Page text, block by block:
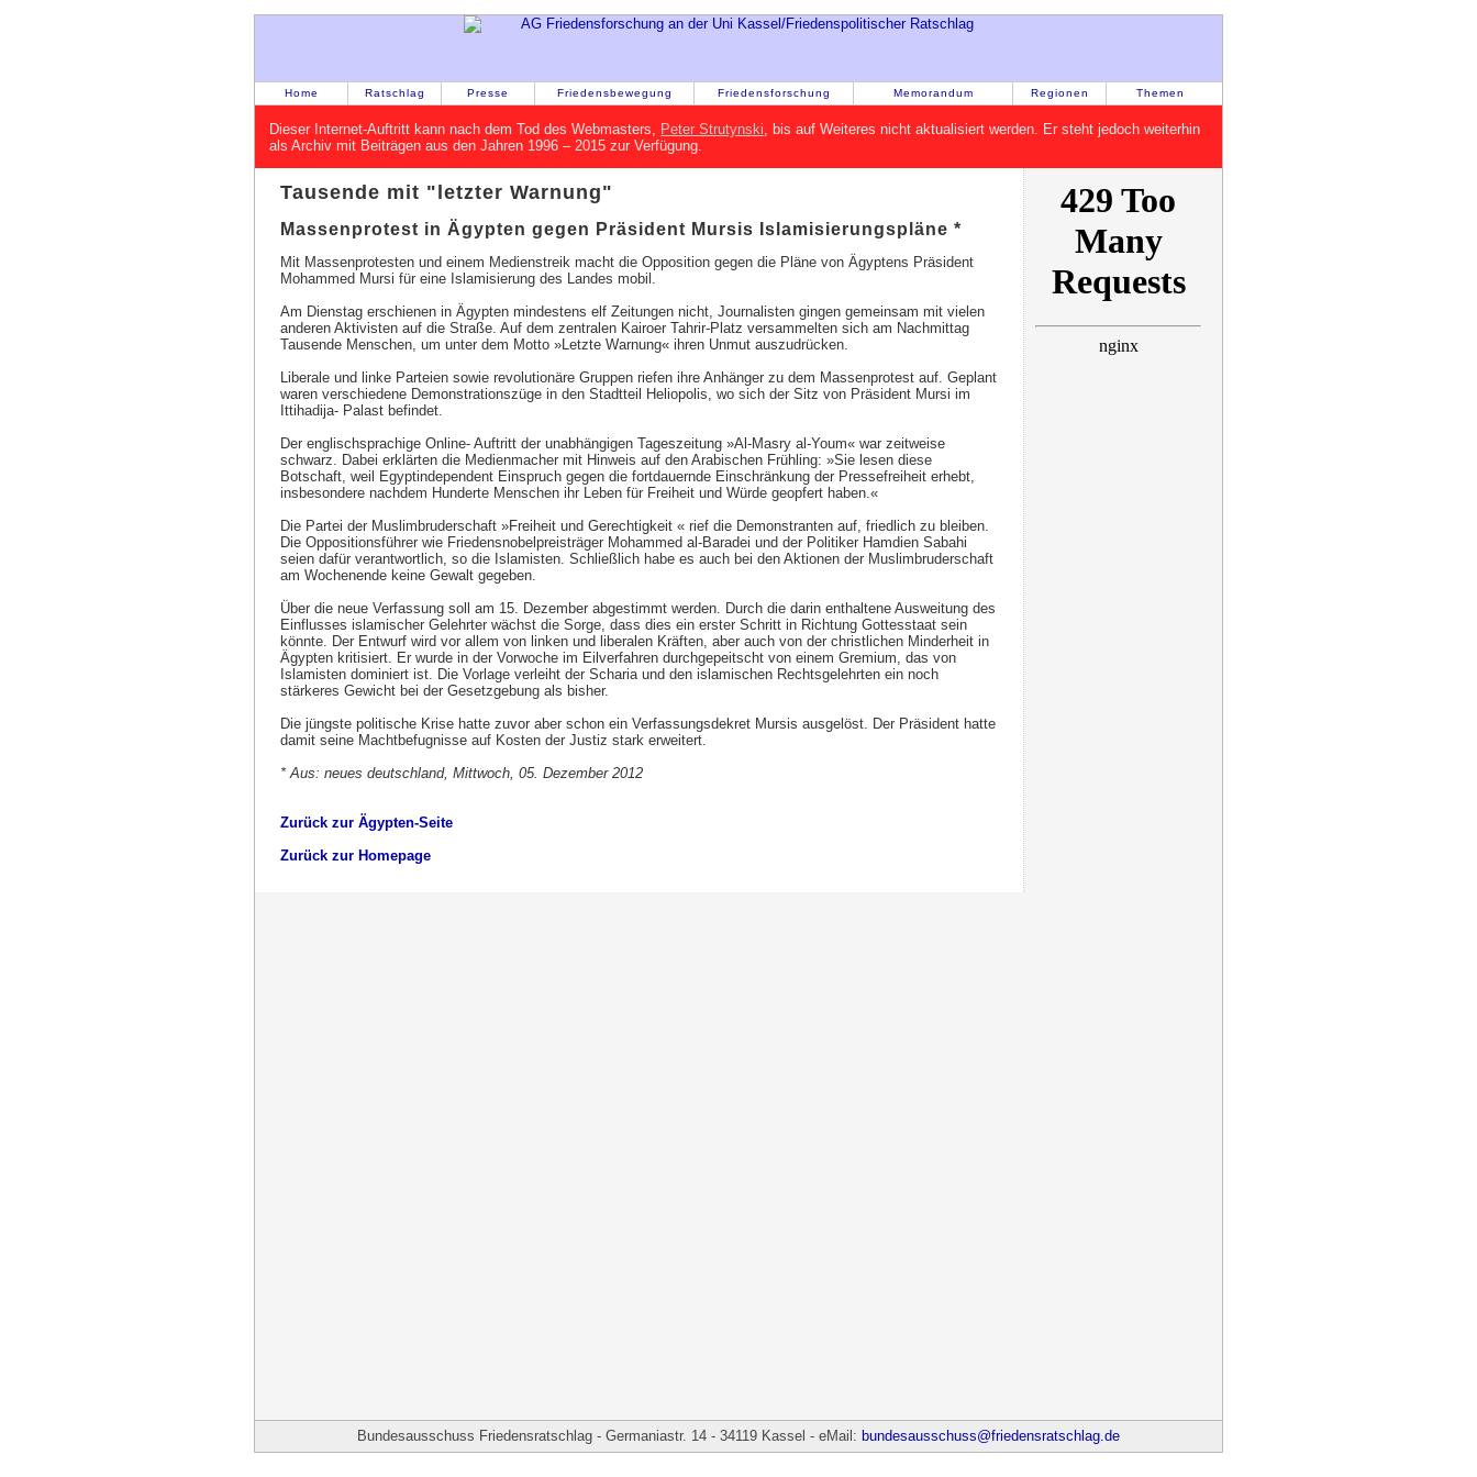
Home Ratschlag Presse Friedensbewegung Friedensforschung Memorandum Regionen Themen
Dieser Internet-Auftritt kann nach dem Tod des Webmasters, Peter Strutynski , bis auf Weiteres nicht aktualisiert werden. Er steht jedoch weiterhin
als Archiv mit Beiträgen aus den Jahren 1996 – 2015 zur Verfügung.
Tausende mit "letzter Warnung"
Massenprotest in Ägypten gegen Präsident Mursis Islamisierungspläne *
Mit Massenprotesten und einem Medienstreik macht die Opposition gegen die Pläne von Ägyptens Präsident
Mohammed Mursi für eine Islamisierung des Landes mobil.
Am Dienstag erschienen in Ägypten mindestens elf Zeitungen nicht, Journalisten gingen gemeinsam mit vielen
anderen Aktivisten auf die Straße. Auf dem zentralen Kairoer Tahrir-Platz versammelten sich am Nachmittag
Tausende Menschen, um unter dem Motto »Letzte Warnung« ihren Unmut auszudrücken.
Liberale und linke Parteien sowie revolutionäre Gruppen riefen ihre Anhänger zu dem Massenprotest auf. Geplant
waren verschiedene Demonstrationszüge in den Stadtteil Heliopolis, wo sich der Sitz von Präsident Mursi im
Ittihadija- Palast befindet.
Der englischsprachige Online- Auftritt der unabhängigen Tageszeitung »Al-Masry al-Youm« war zeitweise
schwarz. Dabei erklärten die Medienmacher mit Hinweis auf den Arabischen Frühling: »Sie lesen diese
Botschaft, weil Egyptindependent Einspruch gegen die fortdauernde Einschränkung der Pressefreiheit erhebt,
insbesondere nachdem Hunderte Menschen ihr Leben für Freiheit und Würde geopfert haben.«
Die Partei der Muslimbruderschaft »Freiheit und Gerechtigkeit « rief die Demonstranten auf, friedlich zu bleiben.
Die Oppositionsführer wie Friedensnobelpreisträger Mohammed al-Baradei und der Politiker Hamdien Sabahi
seien dafür verantwortlich, so die Islamisten. Schließlich habe es auch bei den Aktionen der Muslimbruderschaft
am Wochenende keine Gewalt gegeben.
Über die neue Verfassung soll am 15. Dezember abgestimmt werden. Durch die darin enthaltene Ausweitung des
Einflusses islamischer Gelehrter wächst die Sorge, dass dies ein erster Schritt in Richtung Gottesstaat sein
könnte. Der Entwurf wird vor allem von linken und liberalen Kräften, aber auch von der christlichen Minderheit in
Ägypten kritisiert. Er wurde in der Vorwoche im Eilverfahren durchgepeitscht von einem Gremium, das von
Islamisten dominiert ist. Die Vorlage verleiht der Scharia und den islamischen Rechtsgelehrten ein noch
stärkeres Gewicht bei der Gesetzgebung als bisher.
Die jüngste politische Krise hatte zuvor aber schon ein Verfassungsdekret Mursis ausgelöst. Der Präsident hatte
damit seine Machtbefugnisse auf Kosten der Justiz stark erweitert.
* Aus: neues deutschland, Mittwoch, 05. Dezember 2012
Zurück zur Ägypten-Seite
Zurück zur Homepage
Bundesausschuss Friedensratschlag - Germaniastr. 14 - 34119 Kassel - eMail: bundesausschuss@friedensratschlag.de